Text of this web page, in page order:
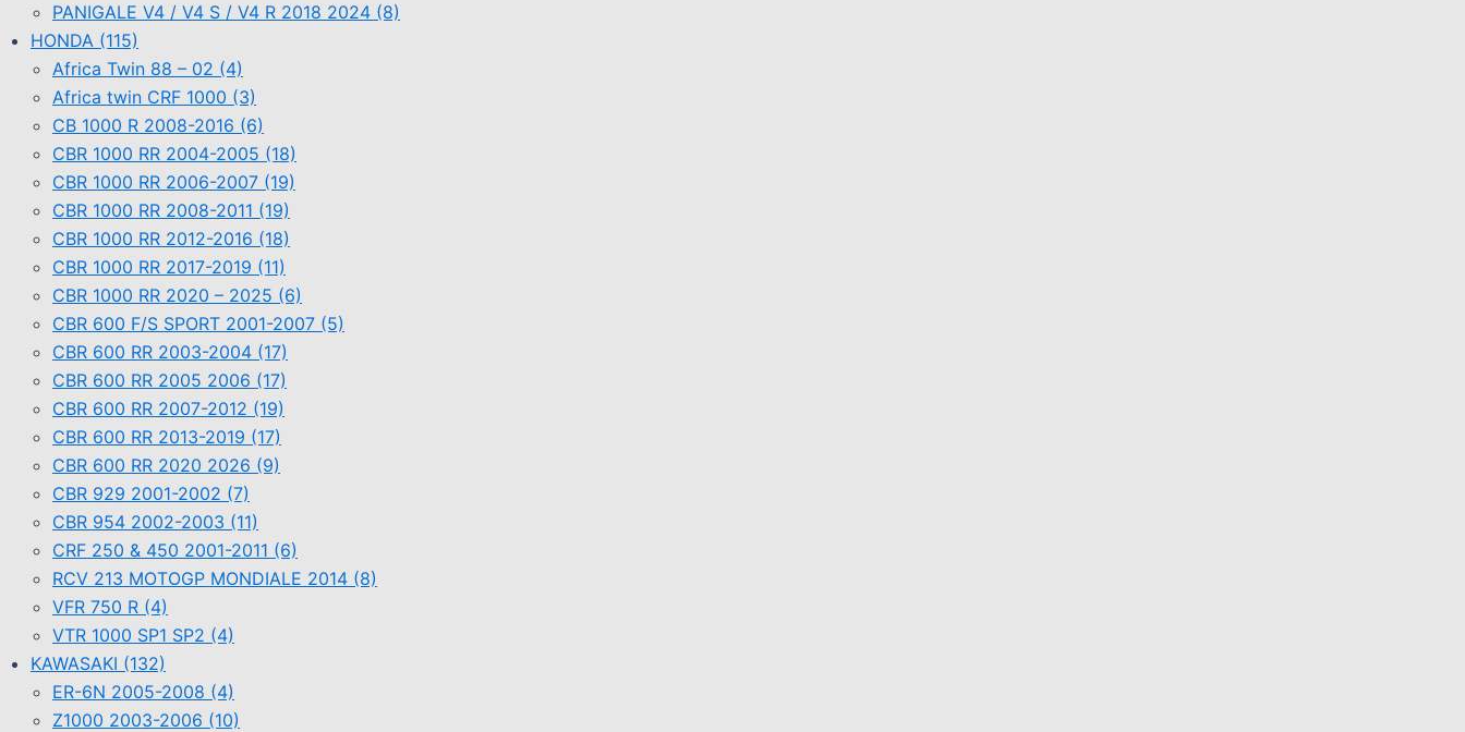
PANIGALE V4 / V4 S / V4 R 2018 2024 (8)
HONDA (115)
Africa Twin 88 – 02 (4)
Africa twin CRF 1000 (3)
CB 1000 R 2008-2016 (6)
CBR 1000 RR 2004-2005 (18)
CBR 1000 RR 2006-2007 (19)
CBR 1000 RR 2008-2011 (19)
CBR 1000 RR 2012-2016 (18)
CBR 1000 RR 2017-2019 (11)
CBR 1000 RR 2020 – 2025 (6)
CBR 600 F/S SPORT 2001-2007 (5)
CBR 600 RR 2003-2004 (17)
CBR 600 RR 2005 2006 (17)
CBR 600 RR 2007-2012 (19)
CBR 600 RR 2013-2019 (17)
CBR 600 RR 2020 2026 (9)
CBR 929 2001-2002 (7)
CBR 954 2002-2003 (11)
CRF 250 & 450 2001-2011 (6)
RCV 213 MOTOGP MONDIALE 2014 (8)
VFR 750 R (4)
VTR 1000 SP1 SP2 (4)
KAWASAKI (132)
ER-6N 2005-2008 (4)
Z1000 2003-2006 (10)